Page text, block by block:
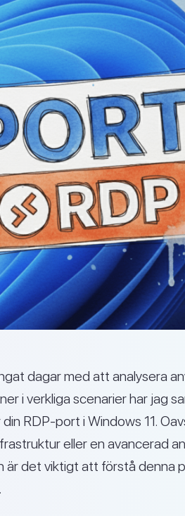
dagar med att analysera
i verkliga scenarier har jag
RDP-port i Windows 11.
eller en avancerad
är det viktigt att förstå denna